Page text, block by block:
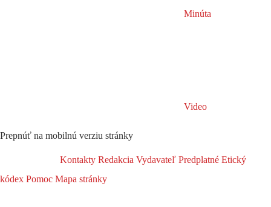
Minúta
Video
Prepnúť na mobilnú verziu stránky
Kontakty Redakcia Vydavateľ Predplatné Etický
kódex Pomoc Mapa stránky